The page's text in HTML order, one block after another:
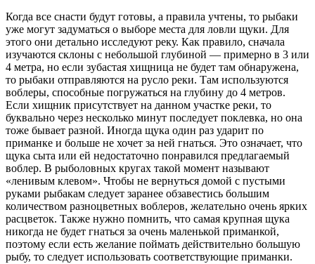
Когда все снасти будут готовы, а правила учтены, то рыбаки
уже могут задуматься о выборе места для ловли щуки. Для
этого они детально исследуют реку. Как правило, сначала
изучаются склоны с небольшой глубиной — примерно в 3 или
4 метра, но если зубастая хищница не будет там обнаружена,
то рыбаки отправляются на русло реки. Там используются
воблеры, способные погружаться на глубину до 4 метров.
Если хищник присутствует на данном участке реки, то
буквально через несколько минут последует поклевка, но она
тоже бывает разной. Иногда щука один раз ударит по
приманке и больше не хочет за ней гнаться. Это означает, что
щука сыта или ей недостаточно понравился предлагаемый
воблер. В рыболовных кругах такой момент называют
«ленивым клевом». Чтобы не вернуться домой с пустыми
руками рыбакам следует заранее обзавестись большим
количеством разноцветных воблеров, желательно очень ярких
расцветок. Также нужно помнить, что самая крупная щука
никогда не будет гнаться за очень маленькой приманкой,
поэтому если есть желание поймать действительно большую
рыбу, то следует использовать соответствующие приманки.